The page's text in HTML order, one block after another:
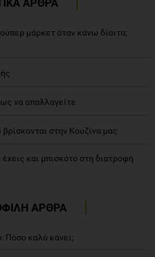
ΑΡΘΡΑ
μάρκετ όταν κάνω δίαιτα;
να απαλλαγείτε
στην Κουζίνα μας
και μπισκότο στη διατροφή
ΑΡΘΡΑ
Πόσο καλό κάνει;